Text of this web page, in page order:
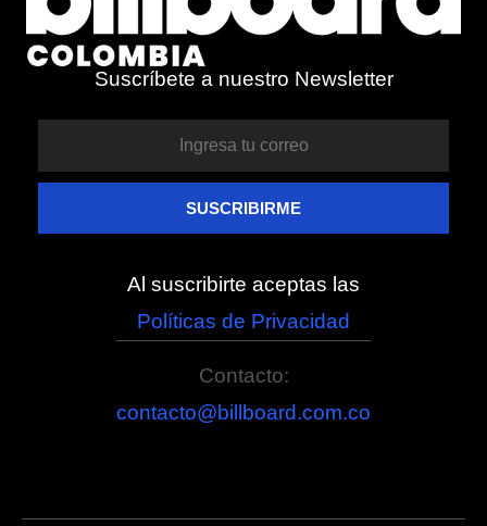
Suscríbete a nuestro Newsletter
Al suscribirte aceptas las
Políticas de Privacidad
Contacto:
contacto@billboard.com.co